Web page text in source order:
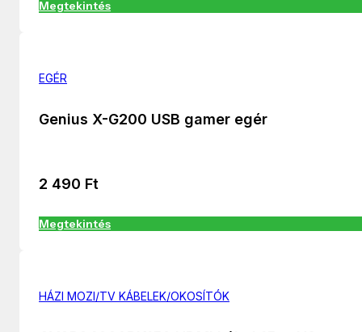
Megtekintés
EGÉR
Genius X-G200 USB gamer egér
2 490 Ft
Megtekintés
HÁZI MOZI/TV KÁBELEK/OKOSÍTÓK